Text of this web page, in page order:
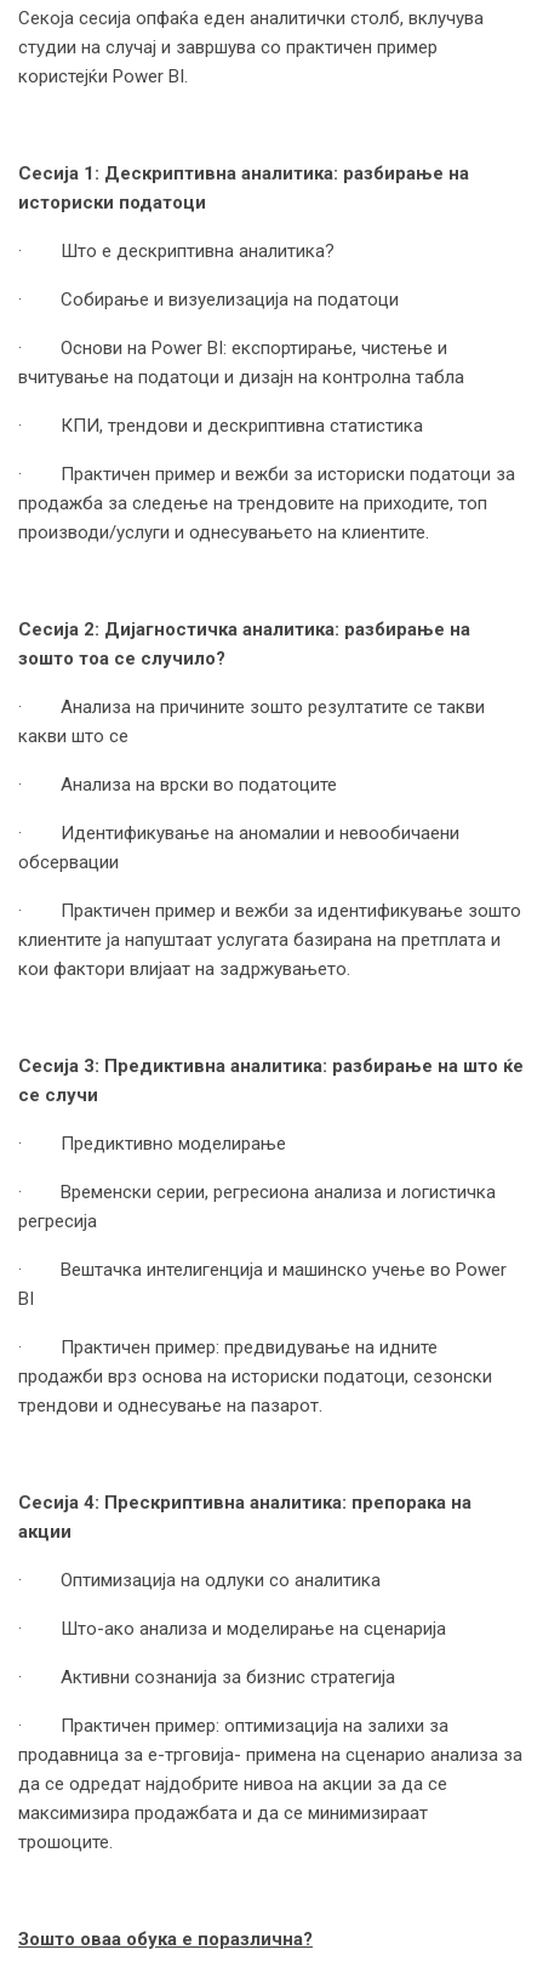
Секоја сесија опфаќа еден аналитички столб, вклучува
студии на случај и завршува со практичен пример
користејќи Power BI.
Сесија 1: Дескриптивна аналитика: разбирање на
историски податоци
· Што е дескриптивна аналитика?
· Собирање и визуелизација на податоци
· Основи на Power BI: експортирање, чистење и
вчитување на податоци и дизајн на контролна табла
· КПИ, трендови и дескриптивна статистика
· Практичен пример и вежби за историски податоци за
продажба за следење на трендовите на приходите, топ
производи/услуги и однесувањето на клиентите.
Сесија 2: Дијагностичка аналитика: разбирање на
зошто тоа се случило?
· Анализа на причините зошто резултатите се такви
какви што се
· Анализа на врски во податоците
· Идентификување на аномалии и невообичаени
обсервации
· Практичен пример и вежби за идентификување зошто
клиентите ја напуштаат услугата базирана на претплата и
кои фактори влијаат на задржувањето.
Сесија 3: Предиктивна аналитика: разбирање на што ќе
се случи
· Предиктивно моделирање
· Временски серии, регресиона анализа и логистичка
регресија
· Вештачка интелигенција и машинско учење во Power
BI
· Практичен пример: предвидување на идните
продажби врз основа на историски податоци, сезонски
трендови и однесување на пазарот.
Сесија 4: Прескриптивна аналитика: препорака на
акции
· Оптимизација на одлуки со аналитика
· Што-ако анализа и моделирање на сценарија
· Активни сознанија за бизнис стратегија
· Практичен пример: оптимизација на залихи за
продавница за е-трговија- примена на сценарио анализа за
да се одредат најдобрите нивоа на акции за да се
максимизира продажбата и да се минимизираат
трошоците.
Зошто оваа обука е поразлична?